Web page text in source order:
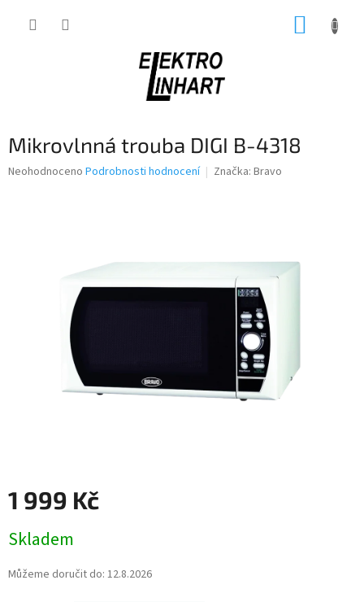
Mikrovlnná trouba DIGI B-4318
Průměrné
Neohodnoceno Podrobnosti hodnocení Značka: Bravo
1 999 Kč
cena:
Skladem
Můžeme doručit do: 12.8.2026